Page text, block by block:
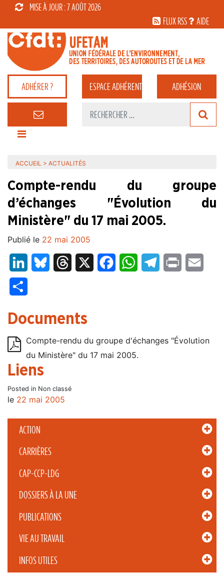
MISE À JOUR : 7 AOÛT 2026
FLUX RSS
AIDE
ADHÉRER ? ESPACEADHÉRENT ADHÉSION
ACTION
CARRIÈRES
CAP-CCP-LDG
DOSSIERS À LA UNE
PUBLICATIONS
VIE AU TRAVAIL
INFOS UTILES
ACCUEIL > ACTUALITÉS
Compte-rendu du groupe
d’échanges "Évolution du
Ministère" du 17 mai 2005.
Publié le 22 mai 2005
LinkedInBluesky Threads FacebookWhatsAppTelegram
Print
Documents
Compte-rendu du groupe d'échanges "Évolution
du Ministère" du 17 mai 2005.
Liens
Posted in Non classé
le 22 mai 2005